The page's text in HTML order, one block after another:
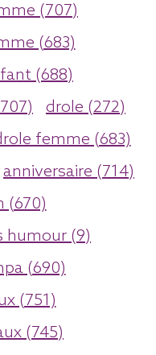
(707)
(683)
(688)
drole (272)
femme (683)
anniversaire (714)
(670)
humour (9)
(690)
(751)
(745)